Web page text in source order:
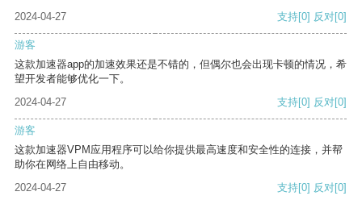
2024-04-27
支持[0] 反对[0]
游客
这款加速器app的加速效果还是不错的，但偶尔也会出现卡顿的情况，希
望开发者能够优化一下。
2024-04-27
支持[0] 反对[0]
游客
这款加速器VPM应用程序可以给你提供最高速度和安全性的连接，并帮
助你在网络上自由移动。
2024-04-27
支持[0] 反对[0]